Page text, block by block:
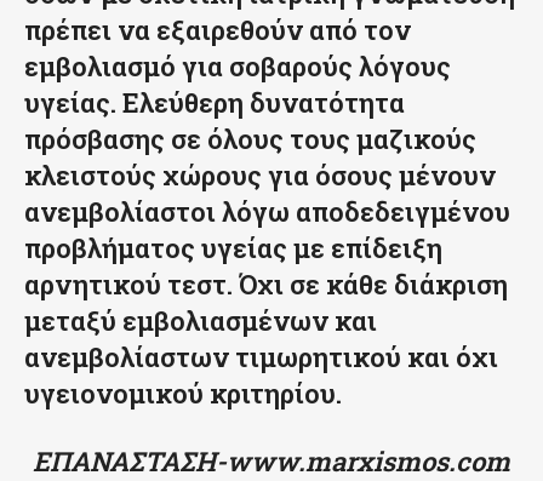
πρέπει να εξαιρεθούν από τον
εμβολιασμό για σοβαρούς λόγους
υγείας. Ελεύθερη δυνατότητα
πρόσβασης σε όλους τους μαζικούς
κλειστούς χώρους για όσους μένουν
ανεμβολίαστοι λόγω αποδεδειγμένου
προβλήματος υγείας με επίδειξη
αρνητικού τεστ. Όχι σε κάθε διάκριση
μεταξύ εμβολιασμένων και
ανεμβολίαστων τιμωρητικού και όχι
υγειονομικού κριτηρίου.
ΕΠΑΝΑΣΤΑΣΗ-www.marxismos.com